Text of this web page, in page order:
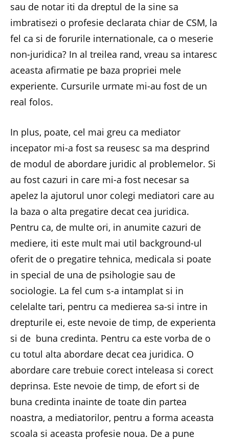
sau de notar iti da dreptul de la sine sa
imbratisezi o profesie declarata chiar de CSM, la
fel ca si de forurile internationale, ca o meserie
non-juridica? In al treilea rand, vreau sa intaresc
aceasta afirmatie pe baza propriei mele
experiente. Cursurile urmate mi-au fost de un
real folos.
In plus, poate, cel mai greu ca mediator
incepator mi-a fost sa reusesc sa ma desprind
de modul de abordare juridic al problemelor. Si
au fost cazuri in care mi-a fost necesar sa
apelez la ajutorul unor colegi mediatori care au
la baza o alta pregatire decat cea juridica.
Pentru ca, de multe ori, in anumite cazuri de
mediere, iti este mult mai util background-ul
oferit de o pregatire tehnica, medicala si poate
in special de una de psihologie sau de
sociologie. La fel cum s-a intamplat si in
celelalte tari, pentru ca medierea sa-si intre in
drepturile ei, este nevoie de timp, de experienta
si de buna credinta. Pentru ca este vorba de o
cu totul alta abordare decat cea juridica. O
abordare care trebuie corect inteleasa si corect
deprinsa. Este nevoie de timp, de efort si de
buna credinta inainte de toate din partea
noastra, a mediatorilor, pentru a forma aceasta
scoala si aceasta profesie noua. De a pune